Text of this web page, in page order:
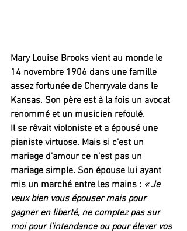
Mary Louise Brooks vient au monde le
14 novembre 1906 dans une famille
assez fortunée de Cherryvale dans le
Kansas. Son père est à la fois un avocat
renommé et un musicien refoulé.
Il se rêvait violoniste et a épousé une
pianiste virtuose. Mais si c’est un
mariage d’amour ce n’est pas un
mariage simple. Son épouse lui ayant
mis un marché entre les mains : « Je
veux bien vous épouser mais pour
gagner en liberté, ne comptez pas sur
moi pour l’intendance ou pour élever vos